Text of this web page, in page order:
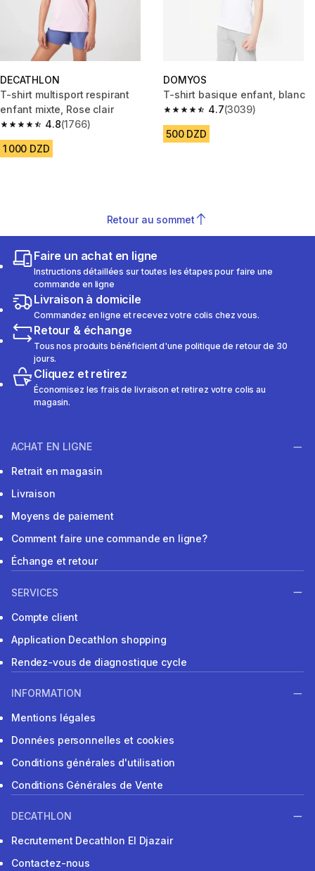
DECATHLON
T-shirt multisport respirant
enfant mixte, Rose clair
4.8
4.8 out of 5 stars from 1766 reviews
(1766)
1 000 DZD
DOMYOS
T-shirt basique enfant, blanc
4.7
4.7 out of 5 stars from 3039
(3039)
500 DZD
Retour au sommet
Faire un achat en ligne
Instructions détaillées sur toutes les étapes pour faire une
commande en ligne
Livraison à domicile
Commandez en ligne et recevez votre colis chez vous.
Retour & échange
Tous nos produits bénéficient d'une politique de retour de 30
jours.
Cliquez et retirez
Économisez les frais de livraison et retirez votre colis au
magasin.
ACHAT EN LIGNE
Retrait en magasin
Livraison
Moyens de paiement
Comment faire une commande en ligne?
Échange et retour
SERVICES
Compte client
Application Decathlon shopping
Rendez-vous de diagnostique cycle
INFORMATION
Mentions légales
Données personnelles et cookies
Conditions générales d'utilisation
Conditions Générales de Vente
DECATHLON
Recrutement Decathlon El Djazair
Contactez-nous